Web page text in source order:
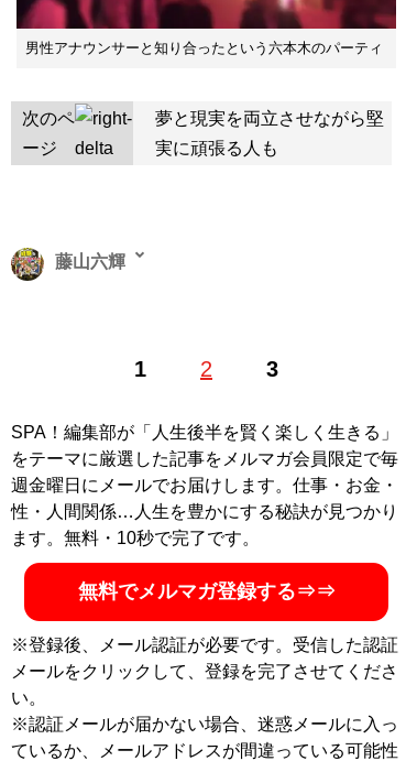
男性アナウンサーと知り合ったという六本木のパーティ
次のペ
ージ
夢と現実を両立させながら堅
実に頑張る人も
1 2 3
藤山六輝
録！いかがわしい経験をしまくってみました』（共に彩
旅行最強ナビ【最新版】』（辰巳出版）がある。
Twitter：
@gold_gogogo
記事一覧へ
SPA！編集部が「人生後半を賢く楽しく生きる」
をテーマに厳選した記事をメルマガ会員限定で毎
週金曜日にメールでお届けします。仕事・お金・
性・人間関係…人生を豊かにする秘訣が見つかり
ます。無料・10秒で完了です。
無料でメルマガ登録する⇒⇒
※登録後、メール認証が必要です。受信した認証
メールをクリックして、登録を完了させてくださ
い。
※認証メールが届かない場合、迷惑メールに入っ
ているか、メールアドレスが間違っている可能性